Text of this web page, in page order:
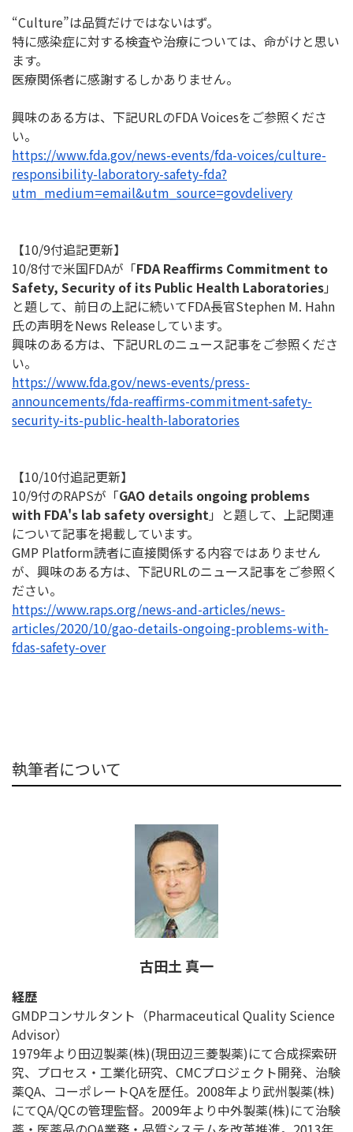
“Culture”は品質だけではないはず。
特に感染症に対する検査や治療については、命がけと思い
ます。
医療関係者に感謝するしかありません。
興味のある方は、下記URLのFDA Voicesをご参照くださ
い。
https://www.fda.gov/news-events/fda-voices/culture-
responsibility-laboratory-safety-fda?
utm_medium=email&utm_source=govdelivery
【10/9付追記更新】
10/8付で米国FDAが「FDA Reaffirms Commitment to
Safety, Security of its Public Health Laboratories」
と題して、前日の上記に続いてFDA長官Stephen M. Hahn
氏の声明をNews Releaseしています。
興味のある方は、下記URLのニュース記事をご参照くださ
い。
https://www.fda.gov/news-events/press-
announcements/fda-reaffirms-commitment-safety-
security-its-public-health-laboratories
【10/10付追記更新】
10/9付のRAPSが「GAO details ongoing problems
with FDA's lab safety oversight」と題して、 上記関連
について記事を掲載しています。
GMP Platform読者に直接関係する内容ではありません
が、 興味のある方は、下記URLのニュース記事をご参照く
ださい。
https://www.raps.org/news-and-articles/news-
articles/2020/10/gao-details-ongoing-problems-with-
fdas-safety-over
執筆者について
古田土 真一
経歴
GMDPコンサルタント（Pharmaceutical Quality Science
Advisor）
1979年より田辺製薬(株)(現田辺三菱製薬)にて合成探索研
究、プロセス・工業化研究、CMCプロジェクト開発、治験
薬QA、コーポレートQAを歴任。2008年より武州製薬(株)
にてQA/QCの管理監督。2009年より中外製薬(株)にて治験